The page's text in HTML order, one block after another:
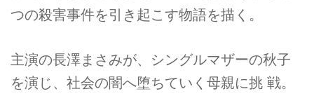
つの殺害事件を引き起こす物語を描く。
主演の長澤まさみが、シングルマザーの秋子
を演じ、社会の闇へ堕ちていく母親に挑 戦。